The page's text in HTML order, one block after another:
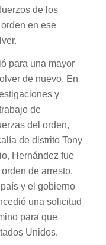
de los
en ese
para una mayor
de nuevo. En
y
de
del orden,
de distrito Tony
Hernández fue
de arresto.
y el gobierno
una solicitud
para que
Unidos.